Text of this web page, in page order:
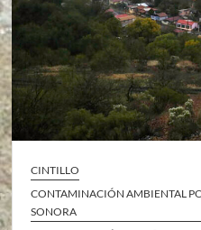
CINTILLO
CONTAMINACIÓN AMBIENTAL
SONORA